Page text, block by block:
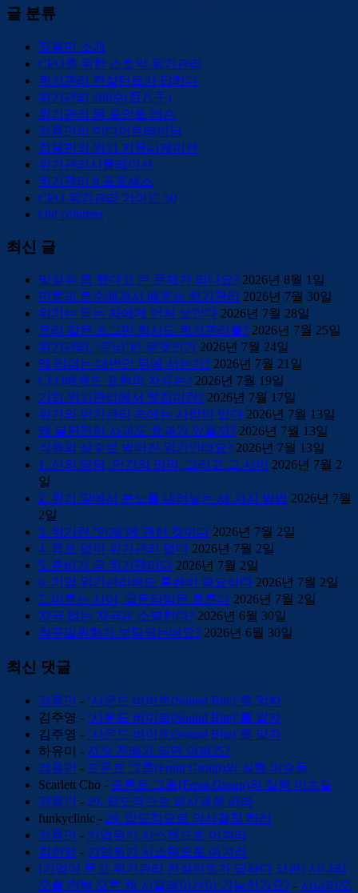
글 분류
정용민 소개
CEO를 위한 스토익 위기관리
위기관리 컨설턴트가 답하다
위기관리 108수(百八手)
위기관리 원 포인트 레슨
정용민의 미디어트레이닝
정용민의 위기 커뮤니케이션
위기관리시뮬레이션
위기관리 9 프로세스
CEO 위기관리 가이드 50
Old columns
최신 글
말실수 좀 했다고 큰 문제가 되나요? 2026년 8월 1일
만루의 투수에게서 배우는 위기관리 2026년 7월 30일
위기는 듣는 자에게 먼저 보인다 2026년 7월 28일
우리 같은 조그만 회사도 위기관리를? 2026년 7월 25일
위기관리, ‘준비’란 무엇인가 2026년 7월 24일
왜 리더는 대변인 뒤에 서는가? 2026년 7월 21일
CEO에게도 표현의 자유는? 2026년 7월 19일
기업 위기관리에서 맷집이란? 2026년 7월 17일
위기와 위기관리 속에는 사람이 있다 2026년 7월 13일
왜 불완전한 사과도 효과가 있을까? 2026년 7월 13일
직원의 실수로 벌어진 위기인데요? 2026년 7월 13일
1. 신의 영역, 인간의 영역, 그리고 그 사이
2026년 7월 2
일
2. 위기 앞에서 분노를 내려놓는 세 가지 방법 2026년 7월
2일
3. 위기란 ‘언제’에 관한 것이다 2026년 7월 2일
4. 목표 없이 위기관리 없다 2026년 7월 2일
5. 준비가 곧 위기관리다 2026년 7월 2일
6. 기업 위기관리에도 훈련이 필요하다 2026년 7월 2일
7. 미루는 사이, 골든타임은 흐른다 2026년 7월 2일
자극 없는 자극은 소멸한다? 2026년 6월 30일
창구일원화가 부담되는데요? 2026년 6월 30일
최신 댓글
정용민 - ‘사운드 바이트(Sound Bite)’를 알자
김주영 - ‘사운드 바이트(Sound Bite)’를 알자
김주영 - ‘사운드 바이트(Sound Bite)’를 알자
하유미
- 자칫 전례가 되면 어쩌죠?
정용민
- 프론트 그룹(Front Group)의 실행 이슈들
Scarlett Cho - 프론트 그룹(Front Group)의 실행 이슈들
정용민
- 29. 압도적으로 의사결정 하라
funkyclinic - 29. 압도적으로 의사결정 하라
정용민
- 기업위기 시스템으로 이겨라
김한영 - 기업위기 시스템으로 이겨라
[기업이 묻고 위기관리 컨설턴트가 답하다 51편] 시나리
오를 전혀 모른 채 시뮬레이션이 가능한가요? - 시나리오